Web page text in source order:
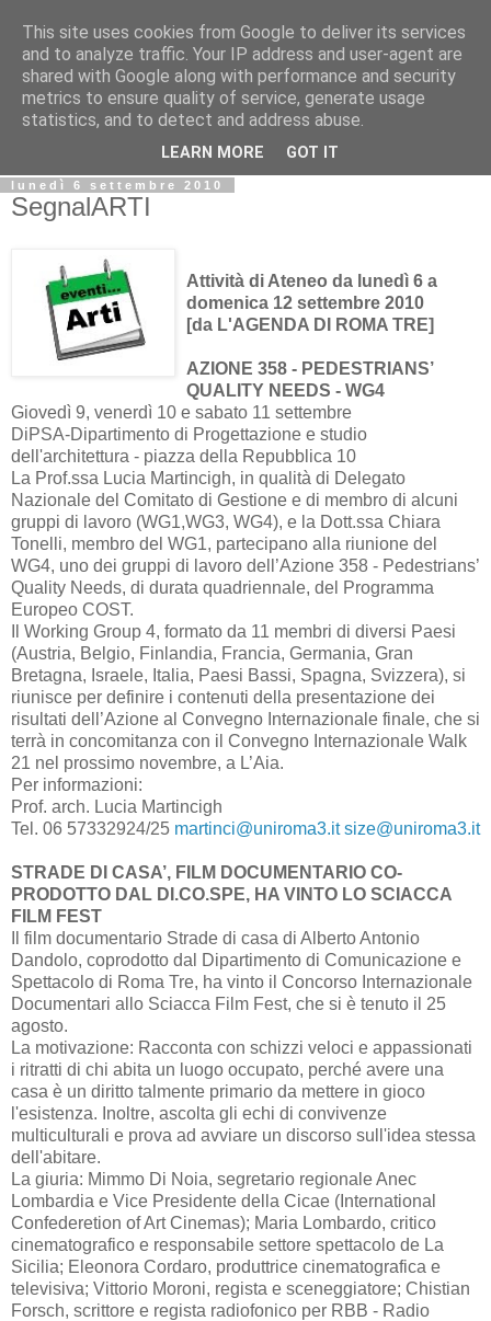
Biblio@rti in
Il Blog della Biblioteca di Area delle arti per condividere
informazioni iniziative incontri
lunedì 6 settembre 2010
SegnalARTI
Attività di Ateneo da lunedì 6 a
domenica 12 settembre 2010
[da L'AGENDA DI ROMA TRE]
AZIONE 358 - PEDESTRIANS’
QUALITY NEEDS - WG4
Giovedì 9, venerdì 10 e sabato 11 settembre
DiPSA-Dipartimento di Progettazione e studio
dell'architettura - piazza della Repubblica 10
La Prof.ssa Lucia Martincigh, in qualità di Delegato
Nazionale del Comitato di Gestione e di membro di alcuni
gruppi di lavoro (WG1,WG3, WG4), e la Dott.ssa Chiara
Tonelli, membro del WG1, partecipano alla riunione del
WG4, uno dei gruppi di lavoro dell’Azione 358 - Pedestrians’
Quality Needs, di durata quadriennale, del Programma
Europeo COST.
Il Working Group 4, formato da 11 membri di diversi Paesi
(Austria, Belgio, Finlandia, Francia, Germania, Gran
Bretagna, Israele, Italia, Paesi Bassi, Spagna, Svizzera), si
riunisce per definire i contenuti della presentazione dei
risultati dell’Azione al Convegno Internazionale finale, che si
terrà in concomitanza con il Convegno Internazionale Walk
21 nel prossimo novembre, a L’Aia.
Per informazioni:
Prof. arch. Lucia Martincigh
Tel. 06 57332924/25 martinci@uniroma3.it size@uniroma3.it
STRADE DI CASA’, FILM DOCUMENTARIO CO-
PRODOTTO DAL DI.CO.SPE, HA VINTO LO SCIACCA
FILM FEST
Il film documentario Strade di casa di Alberto Antonio
Dandolo, coprodotto dal Dipartimento di Comunicazione e
Spettacolo di Roma Tre, ha vinto il Concorso Internazionale
Documentari allo Sciacca Film Fest, che si è tenuto il 25
agosto.
La motivazione: Racconta con schizzi veloci e appassionati
i ritratti di chi abita un luogo occupato, perché avere una
casa è un diritto talmente primario da mettere in gioco
l'esistenza. Inoltre, ascolta gli echi di convivenze
multiculturali e prova ad avviare un discorso sull'idea stessa
dell'abitare.
La giuria: Mimmo Di Noia, segretario regionale Anec
Lombardia e Vice Presidente della Cicae (International
Confederetion of Art Cinemas); Maria Lombardo, critico
cinematografico e responsabile settore spettacolo de La
Sicilia; Eleonora Cordaro, produttrice cinematografica e
televisiva; Vittorio Moroni, regista e sceneggiatore; Chistian
Forsch, scrittore e regista radiofonico per RBB - Radio
This site uses cookies from Google to deliver its services
and to analyze traffic. Your IP address and user-agent are
shared with Google along with performance and security
metrics to ensure quality of service, generate usage
statistics, and to detect and address abuse.
LEARN MORE GOT IT